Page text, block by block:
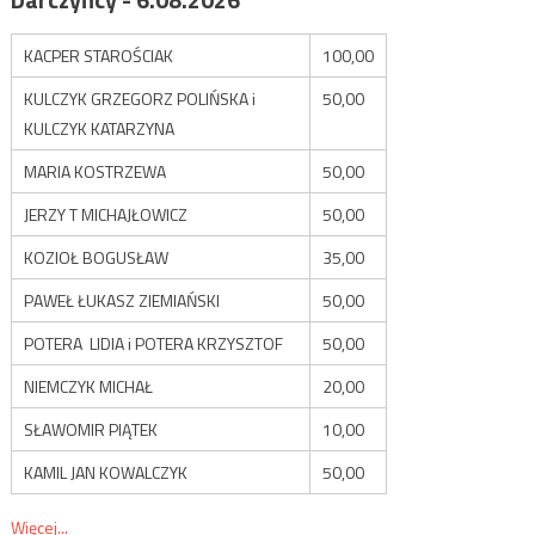
KACPER STAROŚCIAK
100,00
KULCZYK GRZEGORZ POLIŃSKA i
KULCZYK KATARZYNA
50,00
MARIA KOSTRZEWA
50,00
JERZY T MICHAJŁOWICZ
50,00
KOZIOŁ BOGUSŁAW
35,00
PAWEŁ ŁUKASZ ZIEMIAŃSKI
50,00
POTERA LIDIA i POTERA KRZYSZTOF
50,00
NIEMCZYK MICHAŁ
20,00
SŁAWOMIR PIĄTEK
10,00
KAMIL JAN KOWALCZYK
50,00
Więcej...